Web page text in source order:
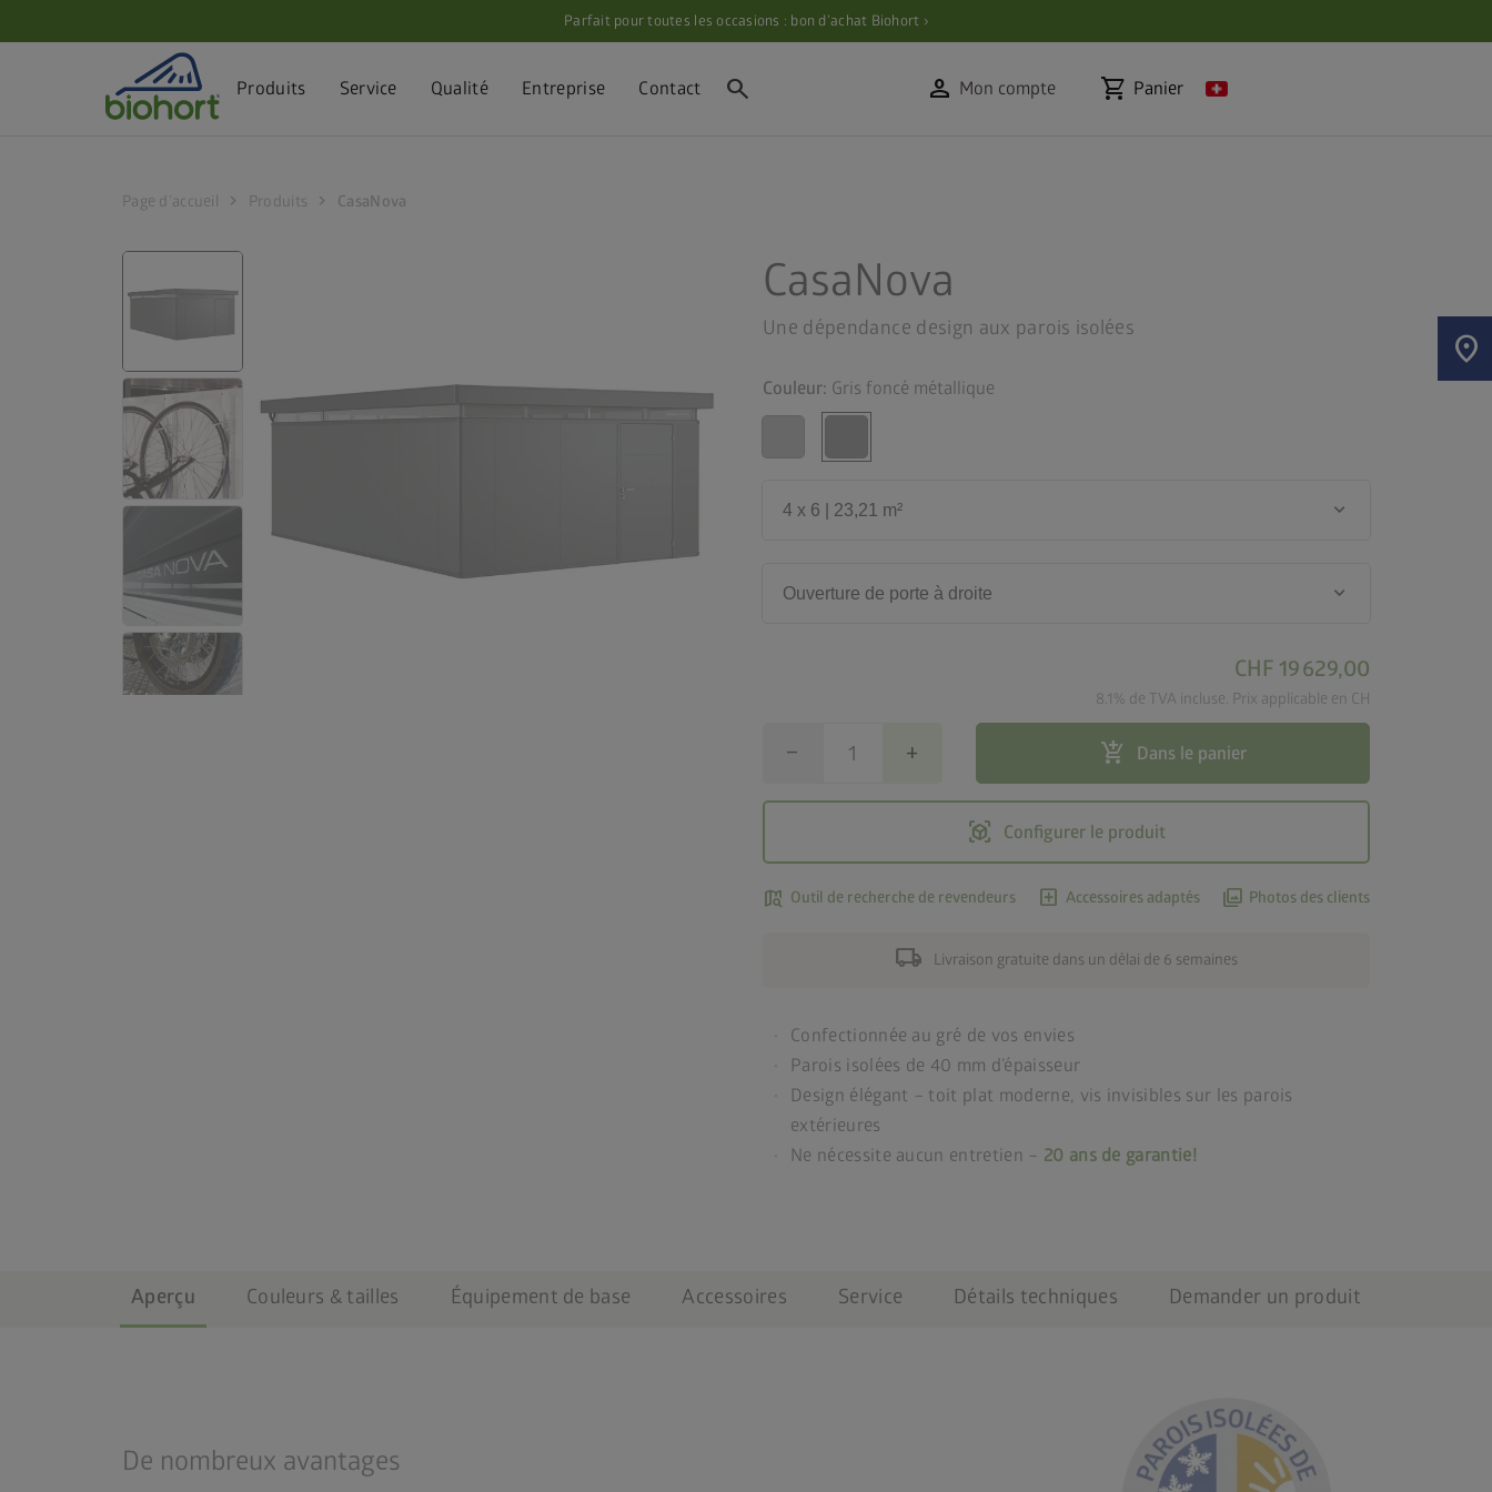
Parfait pour toutes les occasions : bon d’achat Biohort ›
Produits Service Qualité Entreprise Contact search person Mon compte shopping_cart Panier
Page d’accueil chevron_right Produits chevron_right CasaNova
CasaNova
Une dépendance design aux parois isolées
Couleur: Gris foncé métallique
4 x 6 | 23,21 m² keyboard_arrow_down
Ouverture de porte à droite keyboard_arrow_down
CHF 19 629,00
8.1% de TVA incluse. Prix applicable en CH
remove add add_shopping_cart Dans le panier
view_in_ar Configurer le produit
map_search Outil de recherche de revendeurs add_box Accessoires adaptés photo_library Photos des clients
local_shipping Livraison gratuite dans un délai de 6 semaines
Confectionnée au gré de vos envies
Parois isolées de 40 mm d’épaisseur
Design élégant – toit plat moderne, vis invisibles sur les parois
extérieures
Ne nécessite aucun entretien – 20 ans de garantie!
Aperçu Couleurs & tailles Équipement de base Accessoires Service Détails techniques Demander un produit
De nombreux avantages
location_on